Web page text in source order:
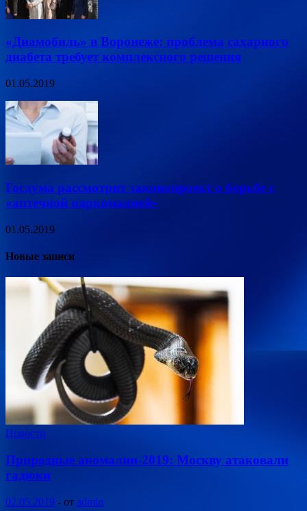
«Диамобиль» в Воронеже: проблема сахарного
диабета требует комплексного решения
01.05.2019
Госдума рассмотрит законопроект о борьбе с
«аптечной наркоманией»
01.05.2019
Новые записи
Новости
Природные аномалии-2019: Москву атаковали
гадюки
02.05.2019 - от admin